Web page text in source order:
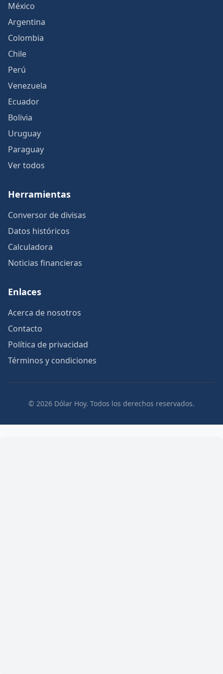
México
Argentina
Colombia
Chile
Perú
Venezuela
Ecuador
Bolivia
Uruguay
Paraguay
Ver todos
Herramientas
Conversor de divisas
Datos históricos
Calculadora
Noticias financieras
Enlaces
Acerca de nosotros
Contacto
Política de privacidad
Términos y condiciones
© 2026 Dólar Hoy. Todos los derechos reservados.